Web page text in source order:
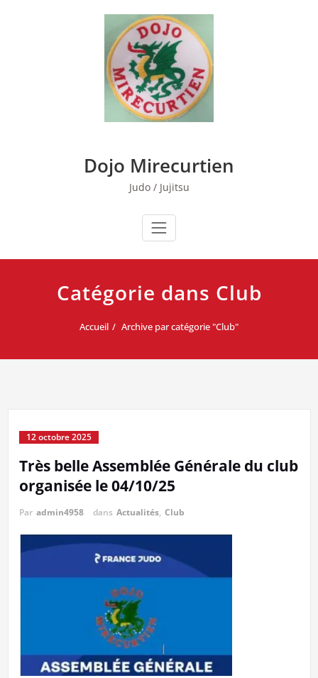
Dojo Mirecurtien
Judo / Jujitsu
Catégorie dans Club
Accueil Archive par catégorie "Club"
12 octobre 2025
Très belle Assemblée Générale du club
organisée le 04/10/25
Par admin4958 dans Actualités, Club